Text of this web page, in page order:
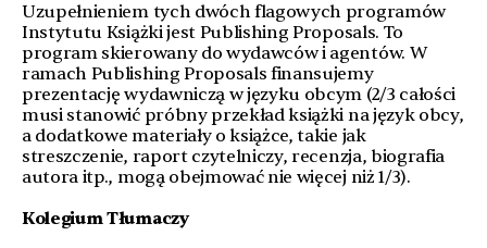
Uzupełnieniem tych dwóch flagowych programów
Instytutu Książki jest Publishing Proposals. To
program skierowany do wydawców i agentów. W
ramach Publishing Proposals finansujemy
prezentację wydawniczą w języku obcym (2/3 całości
musi stanowić próbny przekład książki na język obcy,
a dodatkowe materiały o książce, takie jak
streszczenie, raport czytelniczy, recenzja, biografia
autora itp., mogą obejmować nie więcej niż 1/3).
Kolegium Tłumaczy